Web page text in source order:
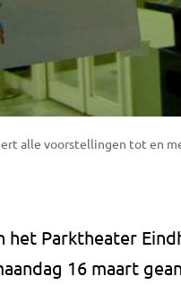
alle voorstellingen tot en
het Parktheater
16 maart